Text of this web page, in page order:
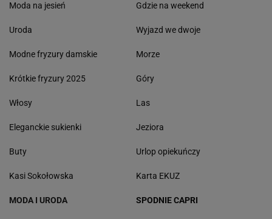
Moda na jesień
Uroda
Modne fryzury damskie
Krótkie fryzury 2025
Włosy
Eleganckie sukienki
Buty
Kasi Sokołowska
Gdzie na weekend
Wyjazd we dwoje
Morze
Góry
Las
Jeziora
Urlop opiekuńczy
Karta EKUZ
MODA I URODA SPODNIE CAPRI